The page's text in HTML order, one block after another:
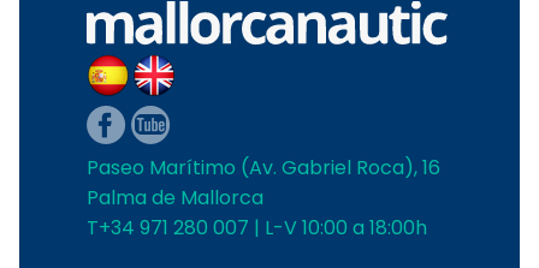
Paseo Marítimo (Av. Gabriel Roca), 16
Palma de Mallorca
T+34 971 280 007 | L-V 10:00 a 18:00h